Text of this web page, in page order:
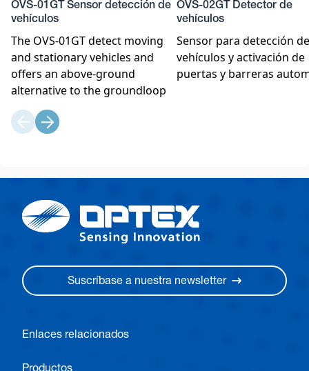
OVS-01GT Sensor detección de
vehículos
The OVS-01GT detect moving
and stationary vehicles and
offers an above-ground
alternative to the groundloop
OVS-02GT Detector de
vehículos
Sensor para detección de
vehículos y activación de
puertas y barreras
Suscríbase a nuestra newsletter
Enlaces relacionados